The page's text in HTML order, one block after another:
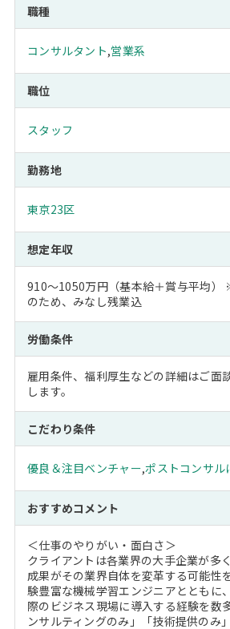
職種
コンサルタント,営業系
職位
スタッフ
勤務地
東京23区
想定年収
910～1050万円（基本給＋賞与平均）
のため、みなし残業込
労働条件
雇用条件、福利厚生などの詳細はご面
します。
こだわり条件
優良＆注目ベンチャー,ポストコンサル
おすすめコメント
＜仕事のやりがい・面白さ＞
クライアントは各業界の大手企業が多
成果がその業界自体を変革する可能性
験豊富な機械学習エンジニアとともに
際のビジネス現場に導入する経験を数
ンサルティングのみ」「技術提供のみ